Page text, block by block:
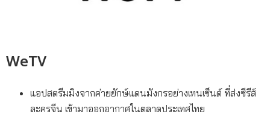
WeTV
แอปสตรีมมิงจากค่ายยักษ์แดนมังกรอย่างเทนเซ็นต์ ที่ส่งซีรีส์
ละครจีน เข้ามาออกอากาศในตลาดประเทศไทย